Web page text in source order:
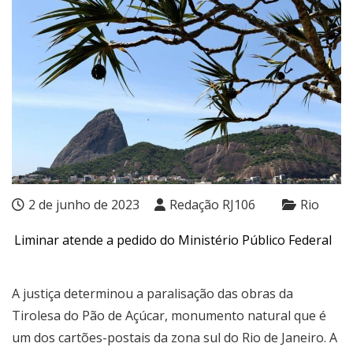
2 de junho de 2023 Redação RJ106 Rio
Liminar atende a pedido do Ministério Público Federal
A justiça determinou a paralisação das obras da
Tirolesa do Pão de Açúcar, monumento natural que é
um dos cartões-postais da zona sul do Rio de Janeiro. A